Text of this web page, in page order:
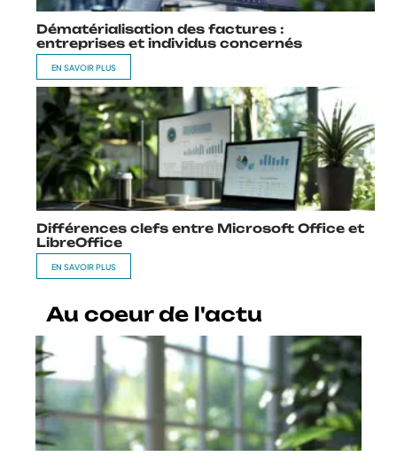
Dématérialisation des factures :
entreprises et individus concernés
EN SAVOIR PLUS
Différences clefs entre Microsoft Office et
LibreOffice
EN SAVOIR PLUS
Au coeur de l'actu